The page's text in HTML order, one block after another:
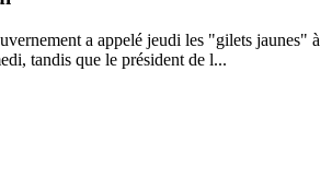
a appelé jeudi les "gilets jaunes" à
tandis que le président de l...